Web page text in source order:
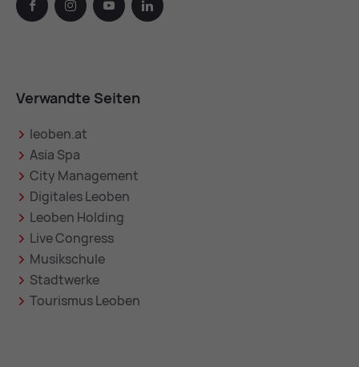
facebook instagramyoutube linkedin
Verwandte Seiten
leoben.at
Asia Spa
City Management
Digitales Leoben
Leoben Holding
Live Congress
Musikschule
Stadtwerke
Tourismus Leoben